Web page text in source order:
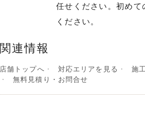
任せください。初め
ください。
関連情報
店舗トップへ 対応エリアを見る 施
無料見積り・お問合せ